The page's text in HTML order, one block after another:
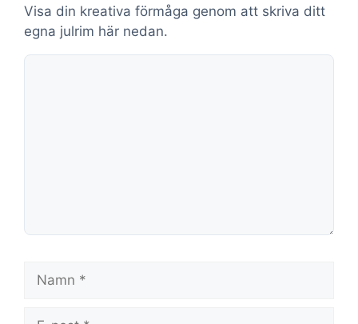
Visa din kreativa förmåga genom att skriva ditt
egna julrim här nedan.
Kommentar